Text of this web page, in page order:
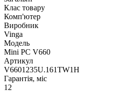
Клас товару
Комп'ютер
Виробник
Vinga
Модель
Mini PC V660
Артикул
V6601235U.161TW1H
Гарантія, міс
12